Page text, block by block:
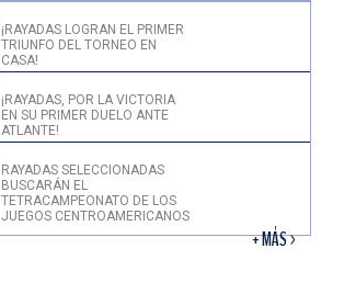
¡RAYADAS LOGRAN EL PRIMER
TRIUNFO DEL TORNEO EN
CASA!
¡RAYADAS, POR LA VICTORIA
EN SU PRIMER DUELO ANTE
ATLANTE!
RAYADAS SELECCIONADAS
BUSCARÁN EL
TETRACAMPEONATO DE LOS
JUEGOS CENTROAMERICANOS
+ MÁS >